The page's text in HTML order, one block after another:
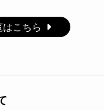
はこちら